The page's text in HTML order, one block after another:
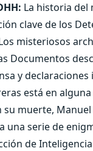
La historia del
clave de los
misteriosos
Documentos
y declaraciones
está en
su muerte,
una serie de
de